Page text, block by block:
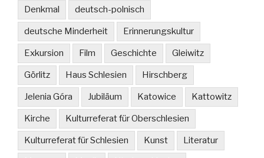
Denkmal deutsch-polnisch
deutsche Minderheit Erinnerungskultur
Exkursion Film Geschichte Gleiwitz
Görlitz Haus Schlesien Hirschberg
Jelenia Góra Jubiläum Katowice Kattowitz
Kirche Kulturreferat für Oberschlesien
Kulturreferat für Schlesien Kunst Literatur